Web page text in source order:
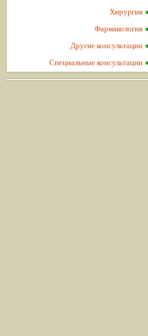
Хирургия
Фармакология
Другие консультации
Специальные консультации